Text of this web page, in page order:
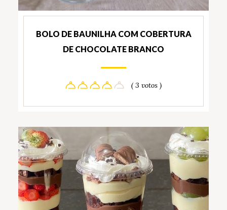
BOLO DE BAUNILHA COM COBERTURA
DE CHOCOLATE BRANCO
( 3 votos )